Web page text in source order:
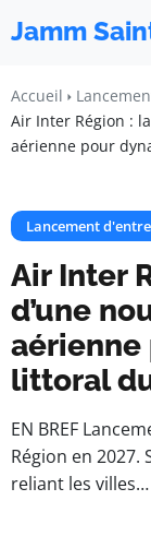
Jamm
Accueil
Air Inter Région :
aérienne pour
Lancement
Air Inter
d’une
aérienne
littoral
EN BREF
Région en 2027.
reliant les villes…